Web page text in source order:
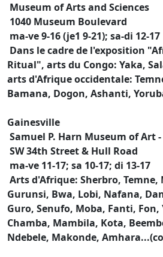
Museum of Arts and Sciences
1040 Museum Boulevard
ma-ve 9-16 (je1 9-21); sa-di 12-17
Dans le cadre de l'exposition
Ritual", arts du Congo: Yaka,
arts d'Afrique occidentale:
Bamana, Dogon, Ashanti,
Gainesville
Samuel P. Harn Museum of Art
SW 34th Street & Hull Road
ma-ve 11-17; sa 10-17; di 13-17
Arts d'Afrique: Sherbro, Temne,
Gurunsi, Bwa, Lobi, Nafana,
Guro, Senufo, Moba, Fanti,
Chamba, Mambila, Kota,
Ndebele, Makonde,